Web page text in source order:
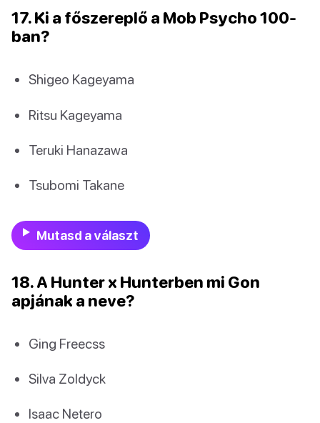
17. Ki a főszereplő a Mob Psycho 100-
ban?
Shigeo Kageyama
Ritsu Kageyama
Teruki Hanazawa
Tsubomi Takane
Mutasd a választ
18. A Hunter x Hunterben mi Gon
apjának a neve?
Ging Freecss
Silva Zoldyck
Isaac Netero